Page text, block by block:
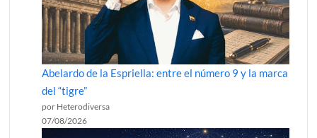
Abelardo de la Espriella: entre el número 9 y la marca
del “tigre”
por Heterodiversa
07/08/2026